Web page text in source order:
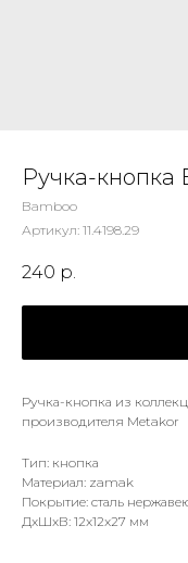
Ручка-кнопка
Bamboo
Артикул: 11.4198.29
240 р.
Ручка-кнопка из
производителя Metakor
Тип: кнопка
Материал: zamak
Покрытие: сталь
ДxШxВ: 12x12x27 мм